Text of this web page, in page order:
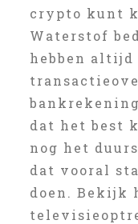
crypto kunt
Waterstof
hebben altijd
dat het best
nog het
dat vooral
doen. Bekijk